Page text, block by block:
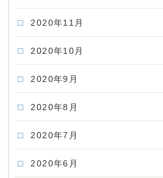
2020年11月
2020年10月
2020年9月
2020年8月
2020年7月
2020年6月